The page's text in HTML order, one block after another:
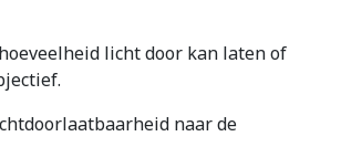
licht door kan laten of
naar de